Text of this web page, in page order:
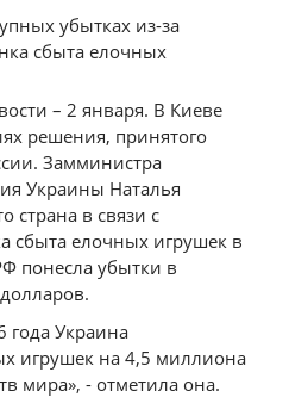
– 2 января. В Киеве
решения, принятого
Замминистра
Украины Наталья
страна в связи с
сбыта елочных игрушек в
понесла убытки в
года Украина
игрушек на 4,5 миллиона
мира», - отметила она.